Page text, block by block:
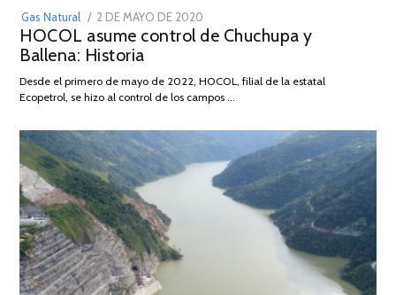
Gas Natural
POSTED
ON
2 DE MAYO DE 2020
DE
2026
HOCOL asume control de Chuchupa y
Ballena: Historia
Desde el primero de mayo de 2022, HOCOL, filial de la estatal
Ecopetrol, se hizo al control de los campos …